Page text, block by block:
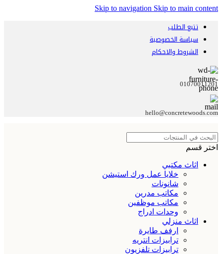
Skip to navigation Skip to main content
تتبع الطلب
سياسة الخصوصية
الشروط والاحكام
01070011201
hello@concretewoods.com
اختر قسم
اثاث مكتبي
خلايا عمل ورك استيشن
شانونات
مكاتب مدرين
مكاتب موظفين
وحدات ادراج
اثاث منزلي
ارفف طايرة
ترابيزات انتريه
ترابيزات تلفزيون